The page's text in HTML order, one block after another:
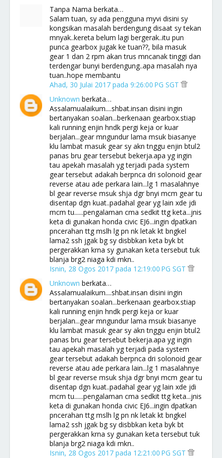
Tanpa Nama berkata…
Salam tuan, sy ada pengguna myvi disini sy
kongsikan masalah berdengung disaat sy tekan
mnyak..kereta belum lagi bergerak..itu pun
punca gearbox jugak ke tuan??, bila masuk
gear 1 dan 2 rpm akan trus mncanak tinggi dan
terdengar bunyi berdengung..apa masalah nya
tuan..hope membantu
Ahad, 30 Julai 2017 pada 9:26:00 PG SGT
Unknown berkata…
Assalamualaikum....shbat.insan disini ingin
bertanyakan soalan...berkenaan gearbox.stiap
kali running enjin hndk pergi keja or kuar
berjalan...gear mngundur lama msuk biasanye
klu lambat masuk gear sy akn tnggu enjin btul2
panas bru gear tersebut bekerja.apa yg ingin
tau apekah masalah yg terjadi pada system
gear tersebut adakah berpnca dri solonoid gear
reverse atau ade perkara lain...lg 1 masalahnye
bl gear reverse msuk shja dgr bnyi mcm gear tu
disentap dgn kuat..padahal gear yg lain xde jdi
mcm tu......pengalaman cma sedkit ttg keta...jnis
keta di gunakan honda civic EJ6...ingin dpatkan
pncerahan ttg mslh lg pn nk letak kt bngkel
lama2 ssh jgak bg sy disbbkan keta byk bt
pergerakkan krna sy gunakan keta tersebut tuk
blanja brg2 niaga kdi mkn..
Isnin, 28 Ogos 2017 pada 12:19:00 PG SGT
Unknown berkata…
Assalamualaikum....shbat.insan disini ingin
bertanyakan soalan...berkenaan gearbox.stiap
kali running enjin hndk pergi keja or kuar
berjalan...gear mngundur lama msuk biasanye
klu lambat masuk gear sy akn tnggu enjin btul2
panas bru gear tersebut bekerja.apa yg ingin
tau apekah masalah yg terjadi pada system
gear tersebut adakah berpnca dri solonoid gear
reverse atau ade perkara lain...lg 1 masalahnye
bl gear reverse msuk shja dgr bnyi mcm gear tu
disentap dgn kuat..padahal gear yg lain xde jdi
mcm tu......pengalaman cma sedkit ttg keta...jnis
keta di gunakan honda civic EJ6...ingin dpatkan
pncerahan ttg mslh lg pn nk letak kt bngkel
lama2 ssh jgak bg sy disbbkan keta byk bt
pergerakkan krna sy gunakan keta tersebut tuk
blanja brg2 niaga kdi mkn..
Isnin, 28 Ogos 2017 pada 12:21:00 PG SGT